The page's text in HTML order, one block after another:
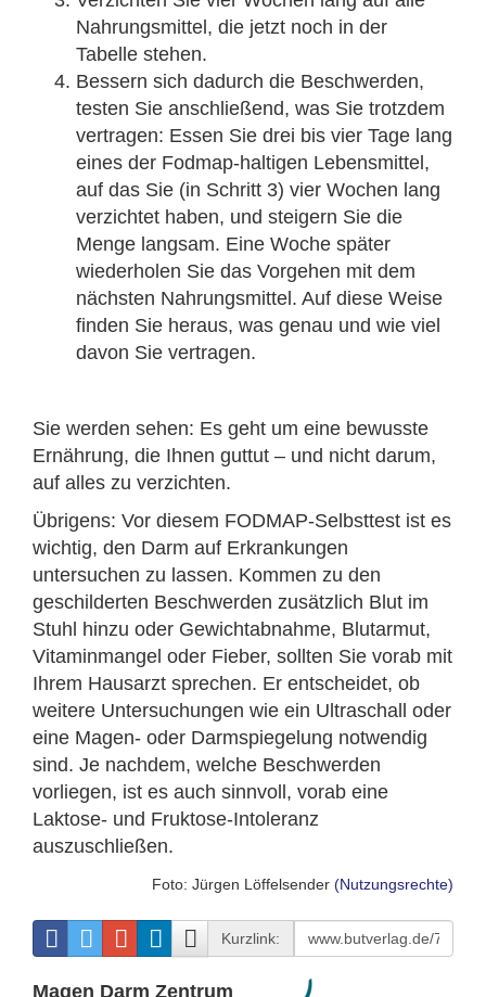
Nahrungsmittel, die jetzt noch in der
Tabelle stehen.
Bessern sich dadurch die Beschwerden,
testen Sie anschließend, was Sie trotzdem
vertragen: Essen Sie drei bis vier Tage lang
eines der Fodmap-haltigen Lebensmittel,
auf das Sie (in Schritt 3) vier Wochen lang
verzichtet haben, und steigern Sie die
Menge langsam. Eine Woche später
wiederholen Sie das Vorgehen mit dem
nächsten Nahrungsmittel. Auf diese Weise
finden Sie heraus, was genau und wie viel
davon Sie vertragen.
Sie werden sehen: Es geht um eine bewusste
Ernährung, die Ihnen guttut – und nicht darum,
auf alles zu verzichten.
Übrigens: Vor diesem FODMAP-Selbsttest ist es
wichtig, den Darm auf Erkrankungen
untersuchen zu lassen. Kommen zu den
geschilderten Beschwerden zusätzlich Blut im
Stuhl hinzu oder Gewichtabnahme, Blutarmut,
Vitaminmangel oder Fieber, sollten Sie vorab mit
Ihrem Hausarzt sprechen. Er entscheidet, ob
weitere Untersuchungen wie ein Ultraschall oder
eine Magen- oder Darmspiegelung notwendig
sind. Je nachdem, welche Beschwerden
vorliegen, ist es auch sinnvoll, vorab eine
Laktose- und Fruktose-Intoleranz
auszuschließen.
Foto: Jürgen Löffelsender (Nutzungsrechte)
Kurzlink:
Magen Darm Zentrum